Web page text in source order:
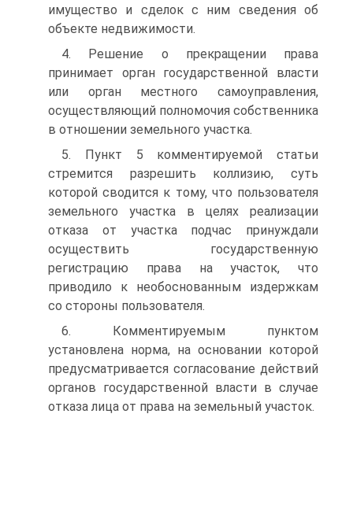
имущество и сделок с ним сведения об
объекте недвижимости.
4. Решение о прекращении права
принимает орган государственной власти
или орган местного самоуправления,
осуществляющий полномочия собственника
в отношении земельного участка.
5. Пункт 5 комментируемой статьи
стремится разрешить коллизию, суть
которой сводится к тому, что пользователя
земельного участка в целях реализации
отказа от участка подчас принуждали
осуществить государственную
регистрацию права на участок, что
приводило к необоснованным издержкам
со стороны пользователя.
6. Комментируемым пунктом
установлена норма, на основании которой
предусматривается согласование действий
органов государственной власти в случае
отказа лица от права на земельный участок.